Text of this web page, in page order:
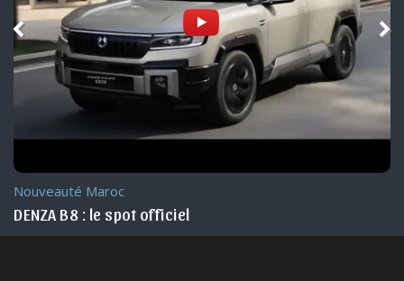
Nouveauté Maroc
DENZA B8 : le spot officiel